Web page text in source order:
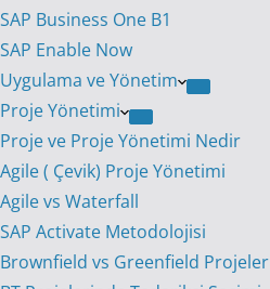
SAP Business One B1
SAP Enable Now
Uygulama ve Yönetim
Proje Yönetimi
Proje ve Proje Yönetimi Nedir
Agile ( Çevik) Proje Yönetimi
Agile vs Waterfall
SAP Activate Metodolojisi
Brownfield vs Greenfield Projeler